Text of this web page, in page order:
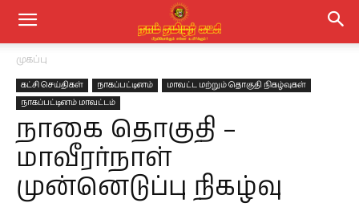
முகப்பு
கட்சி செய்திகள் நாகப்பட்டினம்
மாவட்ட மற்றும் தொகுதி நிகழ்வுகள்
நாகப்பட்டினம் மாவட்டம்
நாகை தொகுதி –
மாவீரர்நாள்
முன்னெடுப்பு நிகழ்வு